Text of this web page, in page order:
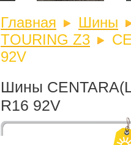
Главная
Шины
TOURING Z3
92V
Шины
R16 92V